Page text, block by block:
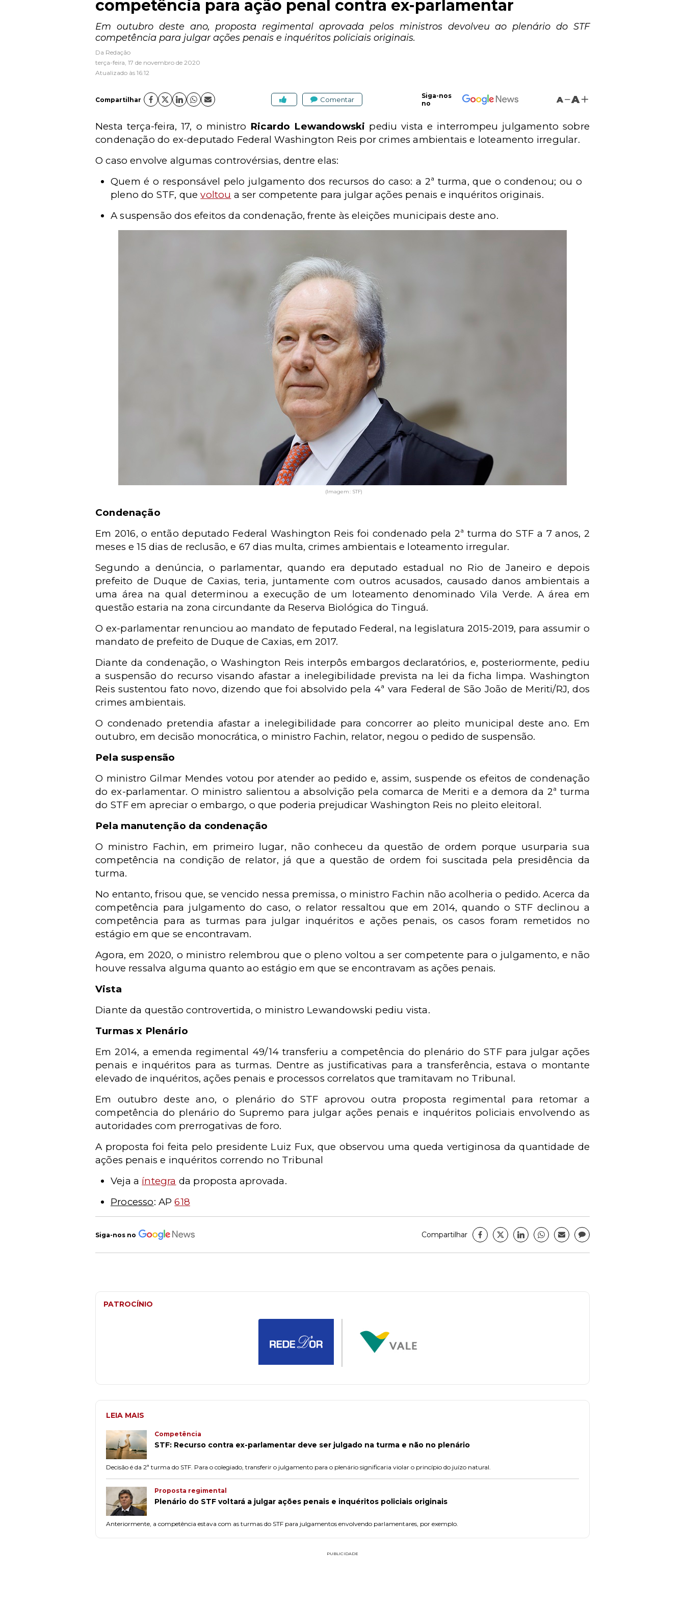
competência para ação penal contra ex-parlamentar
Em outubro deste ano, proposta regimental aprovada pelos ministros devolveu ao plenário do STF
competência para julgar ações penais e inquéritos policiais originais.
Da Redação
terça-feira, 17 de novembro de 2020
Atualizado às 16:12
Compartilhar Comentar
Siga-nos
no
A A
Nesta terça-feira, 17, o ministro Ricardo Lewandowski pediu vista e interrompeu julgamento sobre
condenação do ex-deputado Federal Washington Reis por crimes ambientais e loteamento irregular.
O caso envolve algumas controvérsias, dentre elas:
Quem é o responsável pelo julgamento dos recursos do caso: a 2ª turma, que o condenou; ou o
pleno do STF, quevoltou a ser competente para julgar ações penais e inquéritos originais.
A suspensão dos efeitos da condenação, frente às eleições municipais deste ano.
(Imagem: STF)
Condenação
Em 2016, o então deputado Federal Washington Reis foi condenado pela 2ª turma do STF a 7 anos, 2
meses e 15 dias de reclusão, e 67 dias multa, crimes ambientais e loteamento irregular.
Segundo a denúncia, o parlamentar, quando era deputado estadual no Rio de Janeiro e depois
prefeito de Duque de Caxias, teria, juntamente com outros acusados, causado danos ambientais a
uma área na qual determinou a execução de um loteamento denominado Vila Verde. A área em
questão estaria na zona circundante da Reserva Biológica do Tinguá.
O ex-parlamentar renunciou ao mandato de feputado Federal, na legislatura 2015-2019, para assumir o
mandato de prefeito de Duque de Caxias, em 2017.
Diante da condenação, o Washington Reis interpôs embargos declaratórios, e, posteriormente, pediu
a suspensão do recurso visando afastar a inelegibilidade prevista na lei da ficha limpa. Washington
Reis sustentou fato novo, dizendo que foi absolvido pela 4ª vara Federal de São João de Meriti/RJ, dos
crimes ambientais.
O condenado pretendia afastar a inelegibilidade paraconcorrer ao pleito municipal deste ano. Em
outubro, em decisão monocrática, o ministro Fachin, relator, negou o pedido de suspensão.
Pela suspensão
O ministro Gilmar Mendes votou por atender ao pedido e, assim, suspende os efeitos de condenação
do ex-parlamentar. O ministro salientou a absolvição pela comarca de Meriti e a demora da 2ª turma
do STF em apreciar o embargo, o que poderia prejudicar Washington Reis no pleito eleitoral.
Pela manutenção da condenação
O ministro Fachin, em primeiro lugar, não conheceu da questão de ordem porque usurparia sua
competência na condição de relator, já que a questão de ordem foi suscitada pela presidência da
turma.
No entanto, frisou que, se vencido nessa premissa, o ministro Fachin não acolheria o pedido. Acerca da
competência para julgamento do caso, o relator ressaltou que em 2014, quando o STF declinou a
competência para as turmas para julgar inquéritos e ações penais, os casos foram remetidos no
estágio em que se encontravam.
Agora, em 2020, o ministro relembrou que o pleno voltou a ser competente para o julgamento, e não
houve ressalva alguma quanto ao estágio em que se encontravam as ações penais.
Vista
Diante da questão controvertida, o ministro Lewandowski pediu vista.
Turmas x Plenário
Em 2014, a emenda regimental 49/14 transferiu a competência do plenário do STF para julgar ações
penais e inquéritos para as turmas. Dentre as justificativas para a transferência, estava o montante
elevado de inquéritos, ações penais e processos correlatos que tramitavam no Tribunal.
Em outubro deste ano, o plenário do STF aprovou outra proposta regimental para retomar a
competência do plenário do Supremo para julgar ações penais e inquéritos policiais envolvendo as
autoridades com prerrogativas de foro.
A proposta foi feita pelo presidente Luiz Fux, que observou uma queda vertiginosa da quantidade de
ações penais e inquéritos correndo no Tribunal
Veja a íntegra da proposta aprovada.
Processo: AP618
Siga-nos no Compartilhar
PATROCÍNIO
LEIA MAIS
Competência
STF: Recurso contra ex-parlamentar deve ser julgado na turma e não no plenário
Decisão é da 2ª turma do STF. Para o colegiado, transferir o julgamento para o plenário significaria violar o princípio do juízo natural.
Proposta regimental
Plenário do STF voltará a julgar ações penais e inquéritos policiais originais
Anteriormente, a competência estava com as turmas do STF para julgamentos envolvendo parlamentares, por exemplo.
PUBLICIDADE